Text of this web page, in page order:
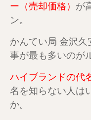
ー（売却価格） が
ン。
かんてい局 金沢久
事が最も多いのが
ハイブランドの代
名を知らない人は
か。